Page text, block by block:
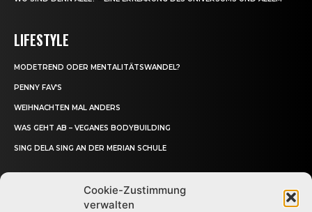
Cookie-Zustimmung
verwalten
LIFESTYLE
MODETREND ODER MENTALITÄTSWANDEL?
PENNY FAV’S
WEIHNACHTEN MAL ANDERS
WAS GEHT AB – VEGANES BODYBUILDING
SING DELA SING AN DER MERIAN SCHULE